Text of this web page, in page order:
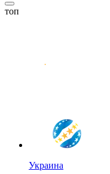
топ
Украина